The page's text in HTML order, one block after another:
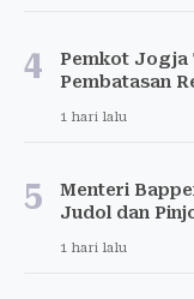
4
Pemkot Jogja
Pembatasan
1 hari lalu
5
Menteri
Judol dan
1 hari lalu